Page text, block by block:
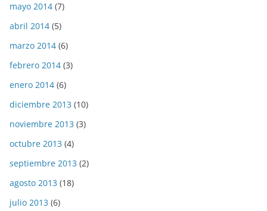
mayo 2014 (7)
abril 2014 (5)
marzo 2014 (6)
febrero 2014 (3)
enero 2014 (6)
diciembre 2013 (10)
noviembre 2013 (3)
octubre 2013 (4)
septiembre 2013 (2)
agosto 2013 (18)
julio 2013 (6)